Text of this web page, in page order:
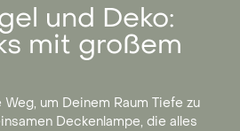
und Deko:
mit großem
um Deinem Raum Tiefe zu
Deckenlampe, die alles